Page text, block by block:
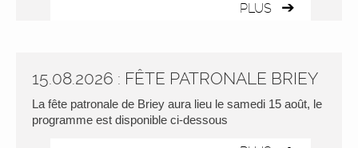
PLUS
15.08.2026 : FÊTE PATRONALE BRIEY
La fête patronale de Briey aura lieu le samedi 15 août, le
programme est disponible ci-dessous